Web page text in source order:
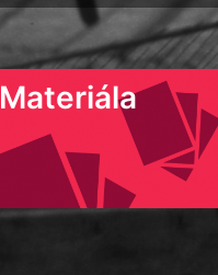
Materiála